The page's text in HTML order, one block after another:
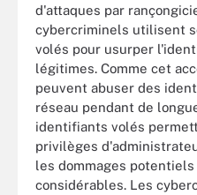
d'attaques par
cybercriminels utilisent
volés pour usurper
légitimes. Comme cet
peuvent abuser des
réseau pendant de
identifiants volés
privilèges
les dommages
considérables. Les